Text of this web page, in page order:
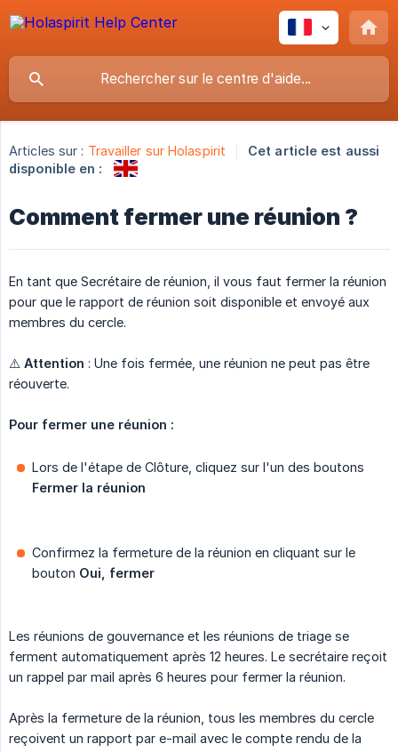
Articles sur : Travailler sur Holaspirit
Cet article est aussi
disponible en :
Comment fermer une réunion ?
En tant que Secrétaire de réunion, il vous faut fermer la réunion
pour que le rapport de réunion soit disponible et envoyé aux
membres du cercle.
⚠️ Attention : Une fois fermée, une réunion ne peut pas être
réouverte.
Pour fermer une réunion :
Lors de l'étape de Clôture, cliquez sur l'un des boutons
Fermer la réunion
Confirmez la fermeture de la réunion en cliquant sur le
bouton Oui, fermer
Les réunions de gouvernance et les réunions de triage se
ferment automatiquement après 12 heures. Le secrétaire reçoit
un rappel par mail après 6 heures pour fermer la réunion.
Après la fermeture de la réunion, tous les membres du cercle
reçoivent un rapport par e-mail avec le compte rendu de la